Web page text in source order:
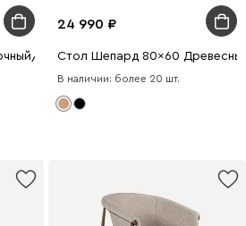
Красный
24 990
Стол Шепард 80x60
В наличии: более 20 шт.